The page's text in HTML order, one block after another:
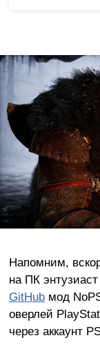
Напомним,
на ПК
GitHubмод
оверлей
через аккаунт